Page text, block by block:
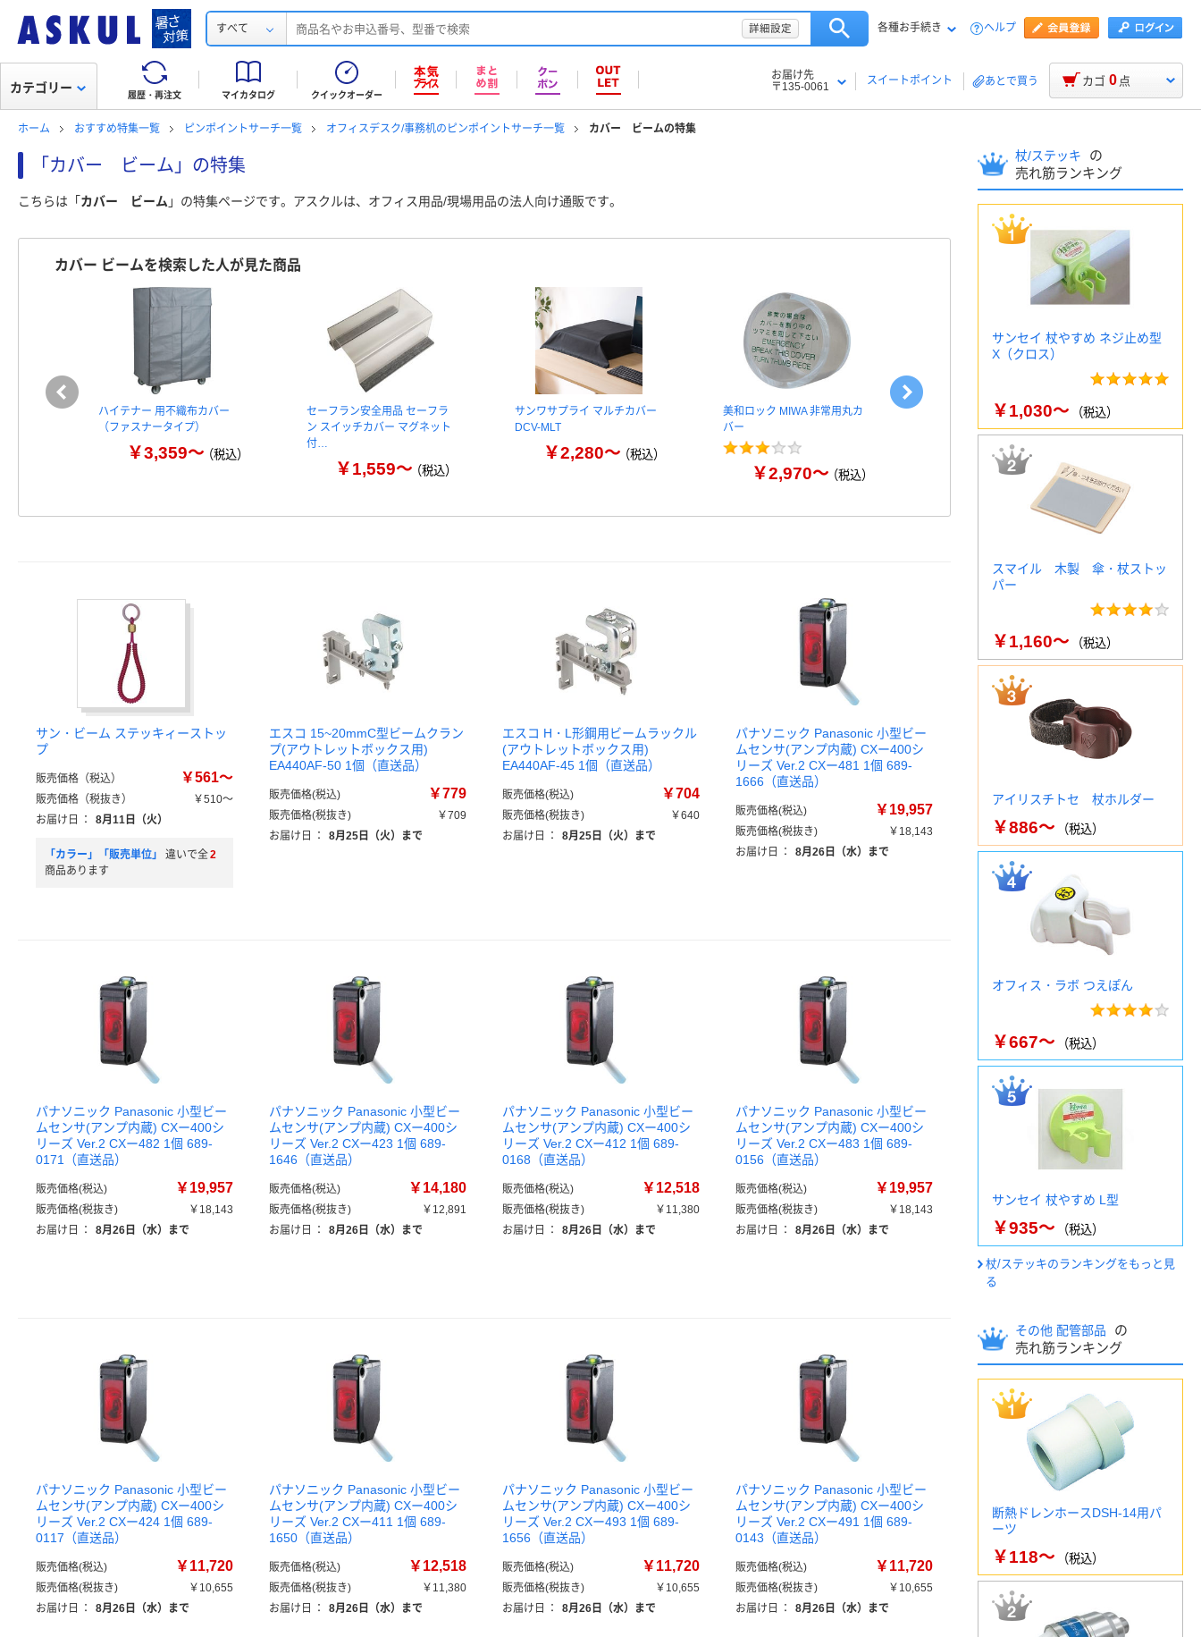
すべて 詳細設定 各種お手続き ヘルプ
履歴・再注文 マイカタログ クイックオーダー
お届け先
〒135-0061
スイートポイント あとで買う
カテゴリー カゴ 0 点
ホーム おすすめ特集一覧 ピンポイントサーチ一覧 オフィスデスク/事務机のピンポイントサーチ一覧 カバー ビームの特集
「カバー ビーム」の特集
こちらは「 カバー ビーム 」の特集ページです。アスクルは、オフィス用品/現場用品の法人向け通販です。
カバー ビームを検索した人が見た商品
ハイテナー 用不織布カバー
（ファスナータイプ）
￥3,359～（税込）
セーフラン安全用品 セーフラ
ン スイッチカバー マグネット
付…
￥1,559～（税込）
サンワサプライ マルチカバー
DCV-MLT
￥2,280～（税込）
美和ロック MIWA 非常用丸カ
バー
￥2,970～（税込）
セーフラン安全用品 誤操作防
止スイッチカバー(マグネット)
￥2,728 （税込）
（器具用保
サン・ビーム ステッキィーストッ
プ
販売価格（税込） ￥561～
販売価格（税抜き）
￥510～
お届け日
： 8月11日（火）
「カラー」「販売単位」 違いで全2
商品あります
エスコ 15~20mmC型ビームクラン
プ(アウトレットボックス用)
EA440AF-50 1個（直送品）
販売価格(税込) ￥779
販売価格(税抜き)
￥709
お届け日
： 8月25日（火）まで
エスコ H・L形鋼用ビームラックル
(アウトレットボックス用)
EA440AF-45 1個（直送品）
販売価格(税込) ￥704
販売価格(税抜き)
￥640
お届け日
： 8月25日（火）まで
パナソニック Panasonic 小型ビー
ムセンサ(アンプ内蔵) CXー400シ
リーズ Ver.2 CXー481 1個 689-
1666（直送品）
販売価格(税込) ￥19,957
販売価格(税抜き)
￥18,143
お届け日
： 8月26日（水）まで
パナソニック Panasonic 小型ビー
ムセンサ(アンプ内蔵) CXー400シ
リーズ Ver.2 CXー482 1個 689-
0171（直送品）
販売価格(税込) ￥19,957
販売価格(税抜き)
￥18,143
お届け日
： 8月26日（水）まで
パナソニック Panasonic 小型ビー
ムセンサ(アンプ内蔵) CXー400シ
リーズ Ver.2 CXー423 1個 689-
1646（直送品）
販売価格(税込) ￥14,180
販売価格(税抜き)
￥12,891
お届け日
： 8月26日（水）まで
パナソニック Panasonic 小型ビー
ムセンサ(アンプ内蔵) CXー400シ
リーズ Ver.2 CXー412 1個 689-
0168（直送品）
販売価格(税込) ￥12,518
販売価格(税抜き)
￥11,380
お届け日
： 8月26日（水）まで
パナソニック Panasonic 小型ビー
ムセンサ(アンプ内蔵) CXー400シ
リーズ Ver.2 CXー483 1個 689-
0156（直送品）
販売価格(税込) ￥19,957
販売価格(税抜き)
￥18,143
お届け日
： 8月26日（水）まで
パナソニック Panasonic 小型ビー
ムセンサ(アンプ内蔵) CXー400シ
リーズ Ver.2 CXー424 1個 689-
0117（直送品）
販売価格(税込) ￥11,720
販売価格(税抜き)
￥10,655
お届け日
： 8月26日（水）まで
パナソニック Panasonic 小型ビー
ムセンサ(アンプ内蔵) CXー400シ
リーズ Ver.2 CXー411 1個 689-
1650（直送品）
販売価格(税込) ￥12,518
販売価格(税抜き)
￥11,380
お届け日
： 8月26日（水）まで
パナソニック Panasonic 小型ビー
ムセンサ(アンプ内蔵) CXー400シ
リーズ Ver.2 CXー493 1個 689-
1656（直送品）
販売価格(税込) ￥11,720
販売価格(税抜き)
￥10,655
お届け日
： 8月26日（水）まで
パナソニック Panasonic 小型ビー
ムセンサ(アンプ内蔵) CXー400シ
リーズ Ver.2 CXー491 1個 689-
0143（直送品）
販売価格(税込) ￥11,720
販売価格(税抜き)
￥10,655
お届け日
： 8月26日（水）まで
杖/ステッキ
の
売れ筋ランキング
サンセイ 杖やすめ ネジ止め型
X（クロス）
￥1,030～ （税込）
スマイル 木製 傘・杖ストッ
パー
￥1,160～ （税込）
アイリスチトセ 杖ホルダー
￥886～ （税込）
オフィス・ラボ つえぽん
￥667～ （税込）
サンセイ 杖やすめ L型
￥935～ （税込）
杖/ステッキのランキングをもっと見
る
その他 配管部品
の
売れ筋ランキング
断熱ドレンホースDSH-14用パ
ーツ
￥118～ （税込）